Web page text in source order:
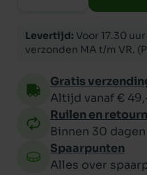
Levertijd: Voor 17.30
verzonden MA t/m VR.
Gratis
Altijd vanaf €
Ruilen en
Binnen 30 dagen
Spaarpunten
Alles over